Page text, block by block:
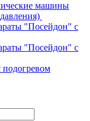
машины
"Посейдон" с
"Посейдон" с